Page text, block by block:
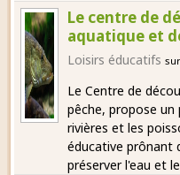
Le centre de
aquatique et
Loisirs éducatifs sur
Le Centre de
pêche, propose un
rivières et les
éducative prônant
préserver l'eau et